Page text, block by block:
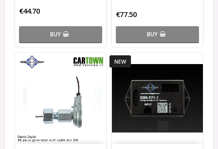
€44.70
BUY
€77.50
BUY
NEW